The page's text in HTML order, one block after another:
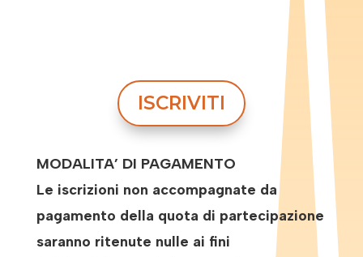
ISCRIVITI
MODALITA’ DI PAGAMENTO
Le iscrizioni non accompagnate da
pagamento della quota di partecipazione
saranno ritenute nulle ai fini